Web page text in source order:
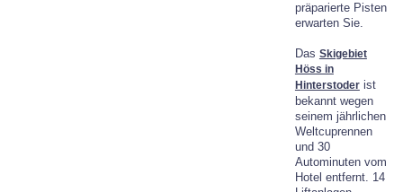
präparierte Pisten
erwarten Sie.
Das Skigebiet
Höss in
Hinterstoderist
bekannt wegen
seinem jährlichen
Weltcuprennen
und 30
Autominuten vom
Hotel entfernt. 14